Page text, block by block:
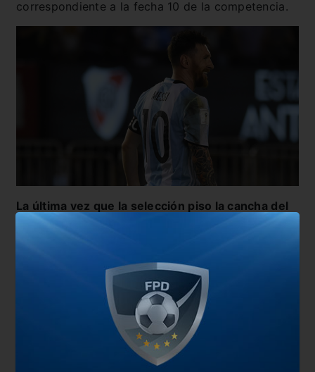
correspondiente a la fecha 10 de la competencia.
La última vez que la selección piso la cancha del
Monumental
su pasaje al Mundial de Rusia 2018, y ese empate
complicaba su situación. Desde ahí, Argentina no
volvió al Estadio de River.
También te puede interesar
¿Cómo quedó la tabla de las Eliminatorias?